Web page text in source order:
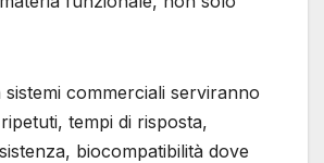
commerciali serviranno
tempi di risposta,
biocompatibilità dove